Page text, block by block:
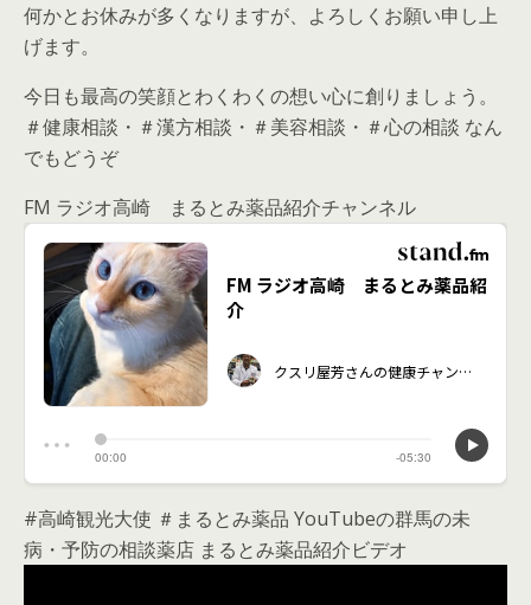
何かとお休みが多くなりますが、よろしくお願い申し上
げます。
今日も最高の笑顔とわくわくの想い心に創りましょう。
＃健康相談・＃漢方相談・＃美容相談・＃心の相談 なん
でもどうぞ
FM ラジオ高崎 まるとみ薬品紹介チャンネル
#高崎観光大使 ＃まるとみ薬品 YouTubeの群馬の未
病・予防の相談薬店 まるとみ薬品紹介ビデオ